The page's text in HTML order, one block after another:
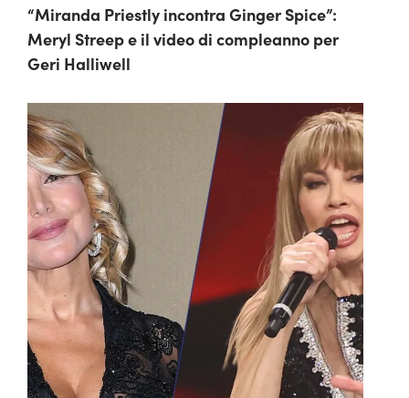
“Miranda Priestly incontra Ginger Spice”:
Meryl Streep e il video di compleanno per
Geri Halliwell